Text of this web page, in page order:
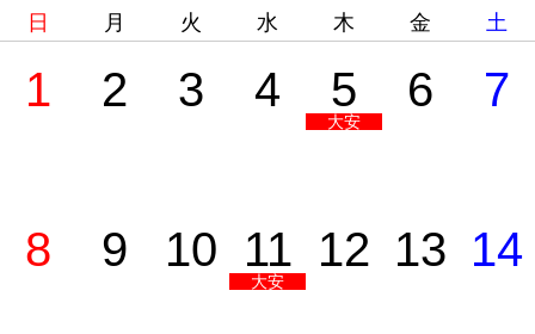
日 月 火 水 木 金 土
1 2 3 4 5
大安
6 7
8 9 10 11
大安
12 13 14